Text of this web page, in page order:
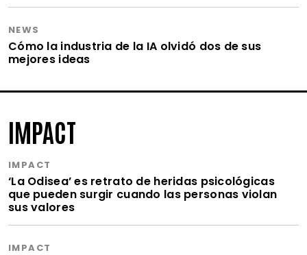
NEWS
Cómo la industria de la IA olvidó dos de sus
mejores ideas
IMPACT
IMPACT
‘La Odisea’ es retrato de heridas psicológicas
que pueden surgir cuando las personas violan
sus valores
IMPACT